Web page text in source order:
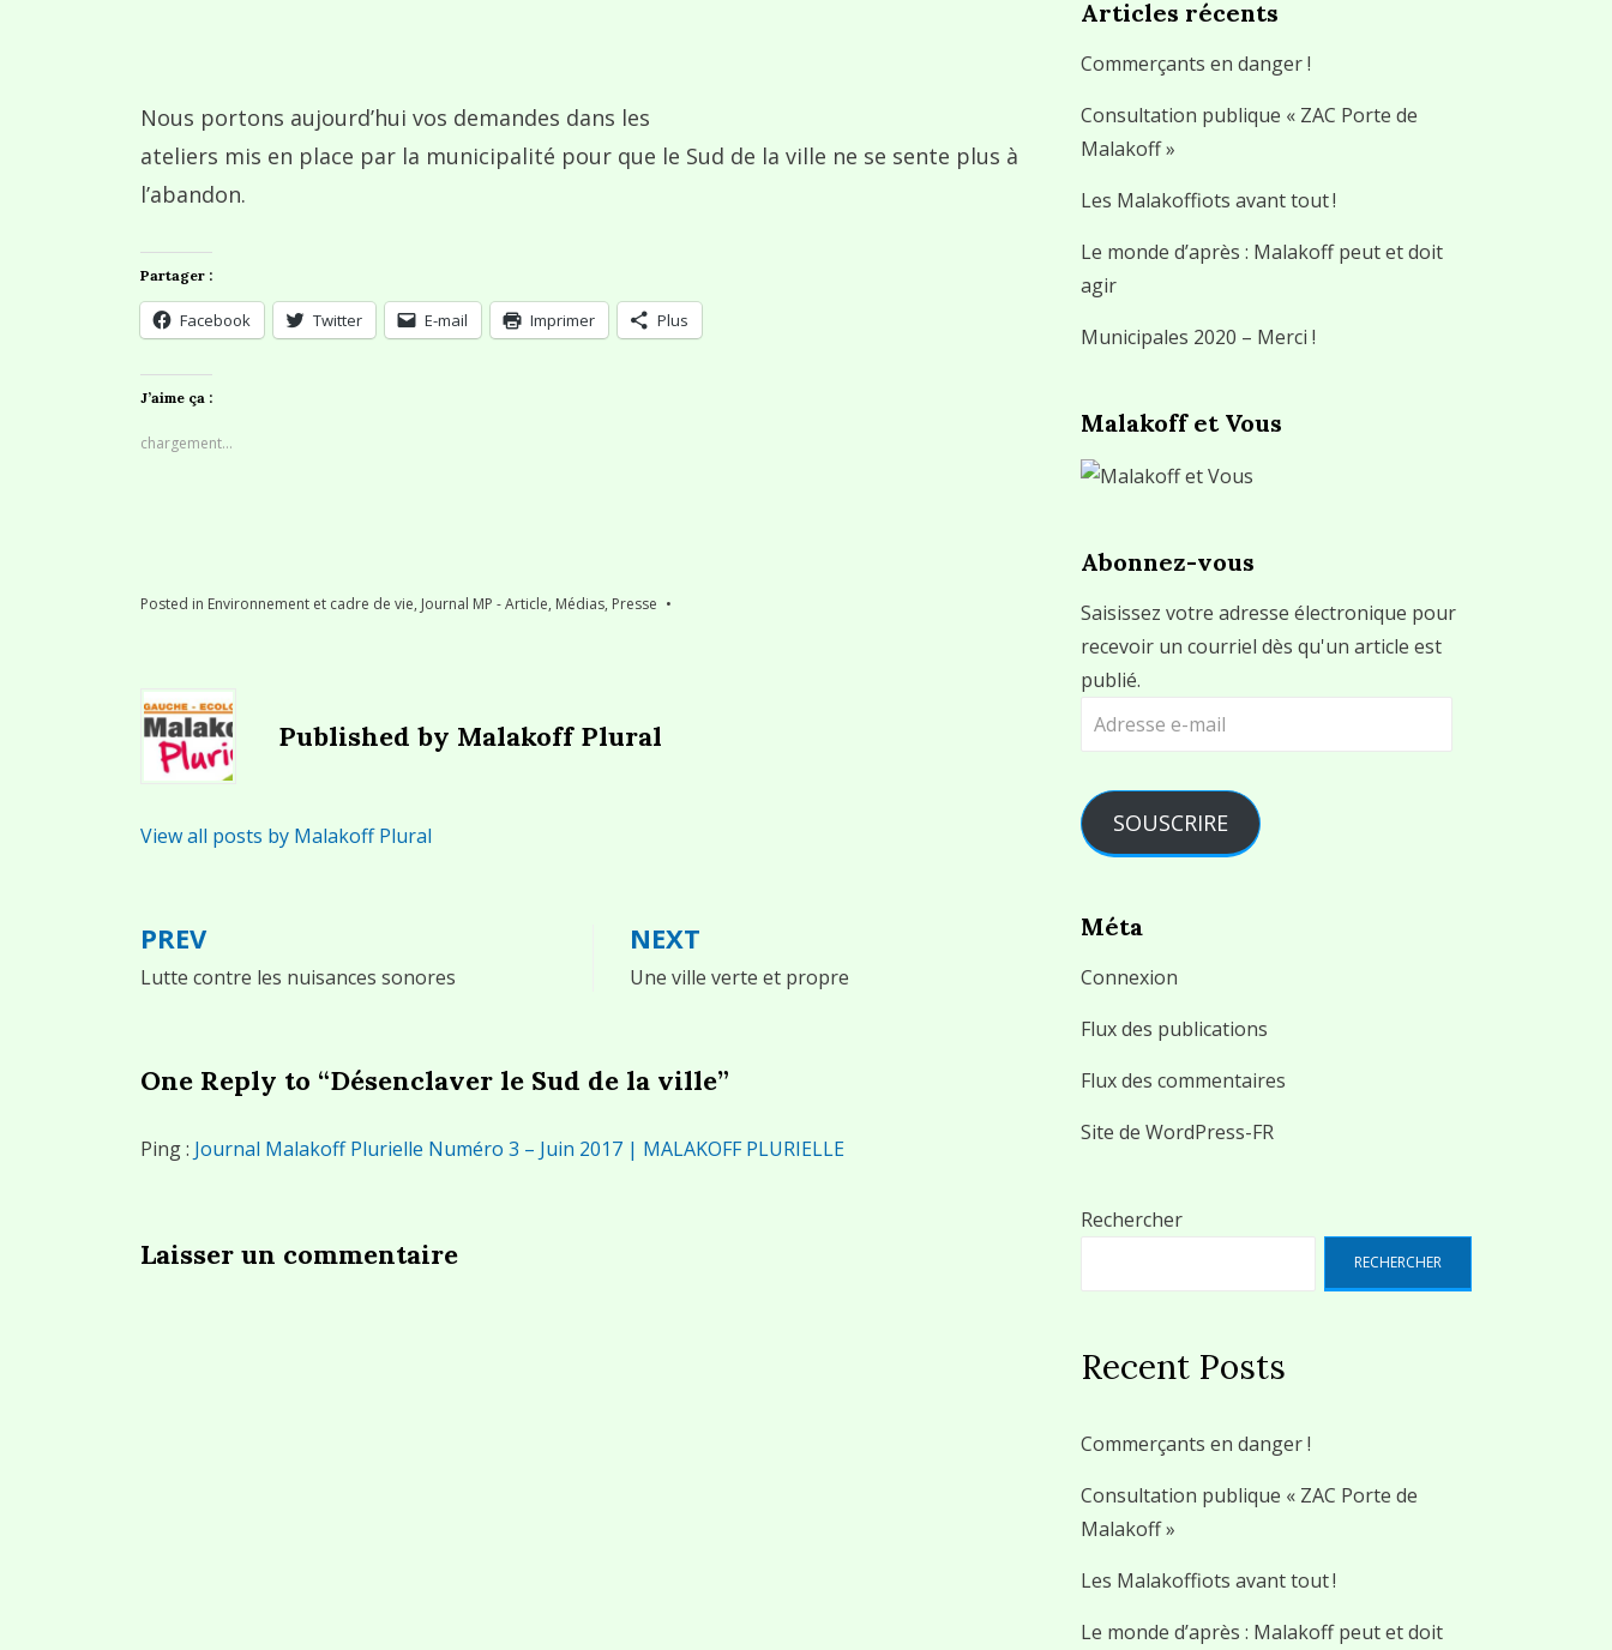
Nous portons aujourd’hui vos demandes dans les
ateliers mis en place par la municipalité pour que le Sud de la ville ne se sente plus à
l’abandon.
Partager :
Facebook Twitter E-mail Imprimer Plus
J’aime ça :
chargement…
Posted in Environnement et cadre de vie, Journal MP - Article, Médias, Presse
Published by Malakoff Plural
View all posts by Malakoff Plural
Navigation
de
PREV
Lutte contre les nuisances sonores
NEXT
Une ville verte et propre
One Reply to “Désenclaver le Sud de la ville”
Ping : Journal Malakoff Plurielle Numéro 3 – Juin 2017 | MALAKOFF PLURIELLE
Laisser un commentaire
Articles récents
Commerçants en danger !
Consultation publique « ZAC Porte de
Malakoff »
Les Malakoffiots avant tout !
Le monde d’après : Malakoff peut et doit
agir
Municipales 2020 – Merci !
Malakoff et Vous
Abonnez-vous
Saisissez votre adresse électronique pour
recevoir un courriel dès qu'un article est
publié.
Adresse
SOUSCRIRE
Méta
Connexion
Flux des publications
Flux des commentaires
Site de WordPress-FR
Rechercher
RECHERCHER
Recent Posts
Commerçants en danger !
Consultation publique « ZAC Porte de
Malakoff »
Les Malakoffiots avant tout !
Le monde d’après : Malakoff peut et doit